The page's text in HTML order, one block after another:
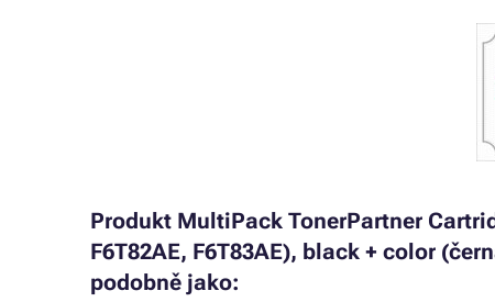
Produkt MultiPack TonerPartner
F6T82AE, F6T83AE), black + color
podobně jako: